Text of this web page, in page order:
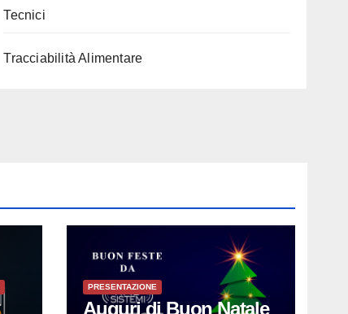
Tecnici
Tracciabilità Alimentare
PRESENTAZIONE
Auguri di Buon Natale